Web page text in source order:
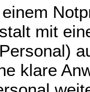
mit
klare